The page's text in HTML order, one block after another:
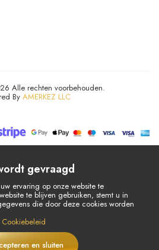
Alle rechten voorbehouden.
By AMERKEZ LLC
gevraagd
ervaring op onze website te
te blijven gebruiken, stemt u in
die door deze cookies worden
Cookiebeleid
en sluiten